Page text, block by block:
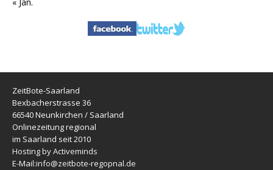
ZeitBote-Saarland
Bexbacherstrasse 36
66540 Neunkirchen / Saarland
Onlinezeitung regional
im Saarland seit 2010
Hosting by Activeminds
E-Mail:info@zeitbote-regopnal.de